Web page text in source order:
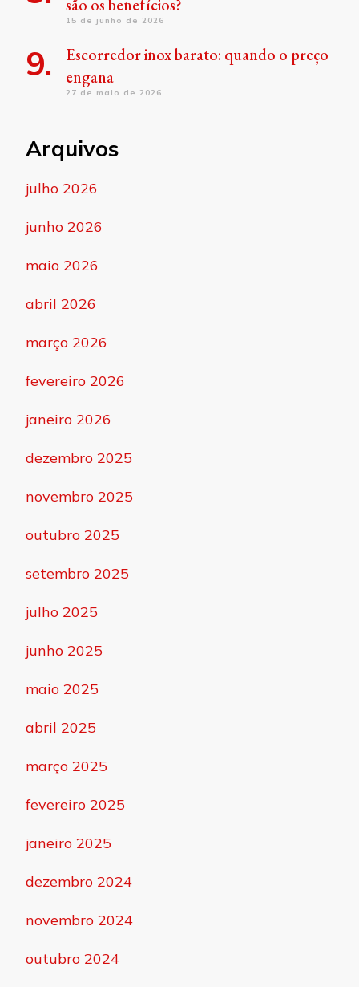
são os benefícios?
15 de junho de 2026
Escorredor inox barato: quando o preço
engana
27 de maio de 2026
Arquivos
julho 2026
junho 2026
maio 2026
abril 2026
março 2026
fevereiro 2026
janeiro 2026
dezembro 2025
novembro 2025
outubro 2025
setembro 2025
julho 2025
junho 2025
maio 2025
abril 2025
março 2025
fevereiro 2025
janeiro 2025
dezembro 2024
novembro 2024
outubro 2024